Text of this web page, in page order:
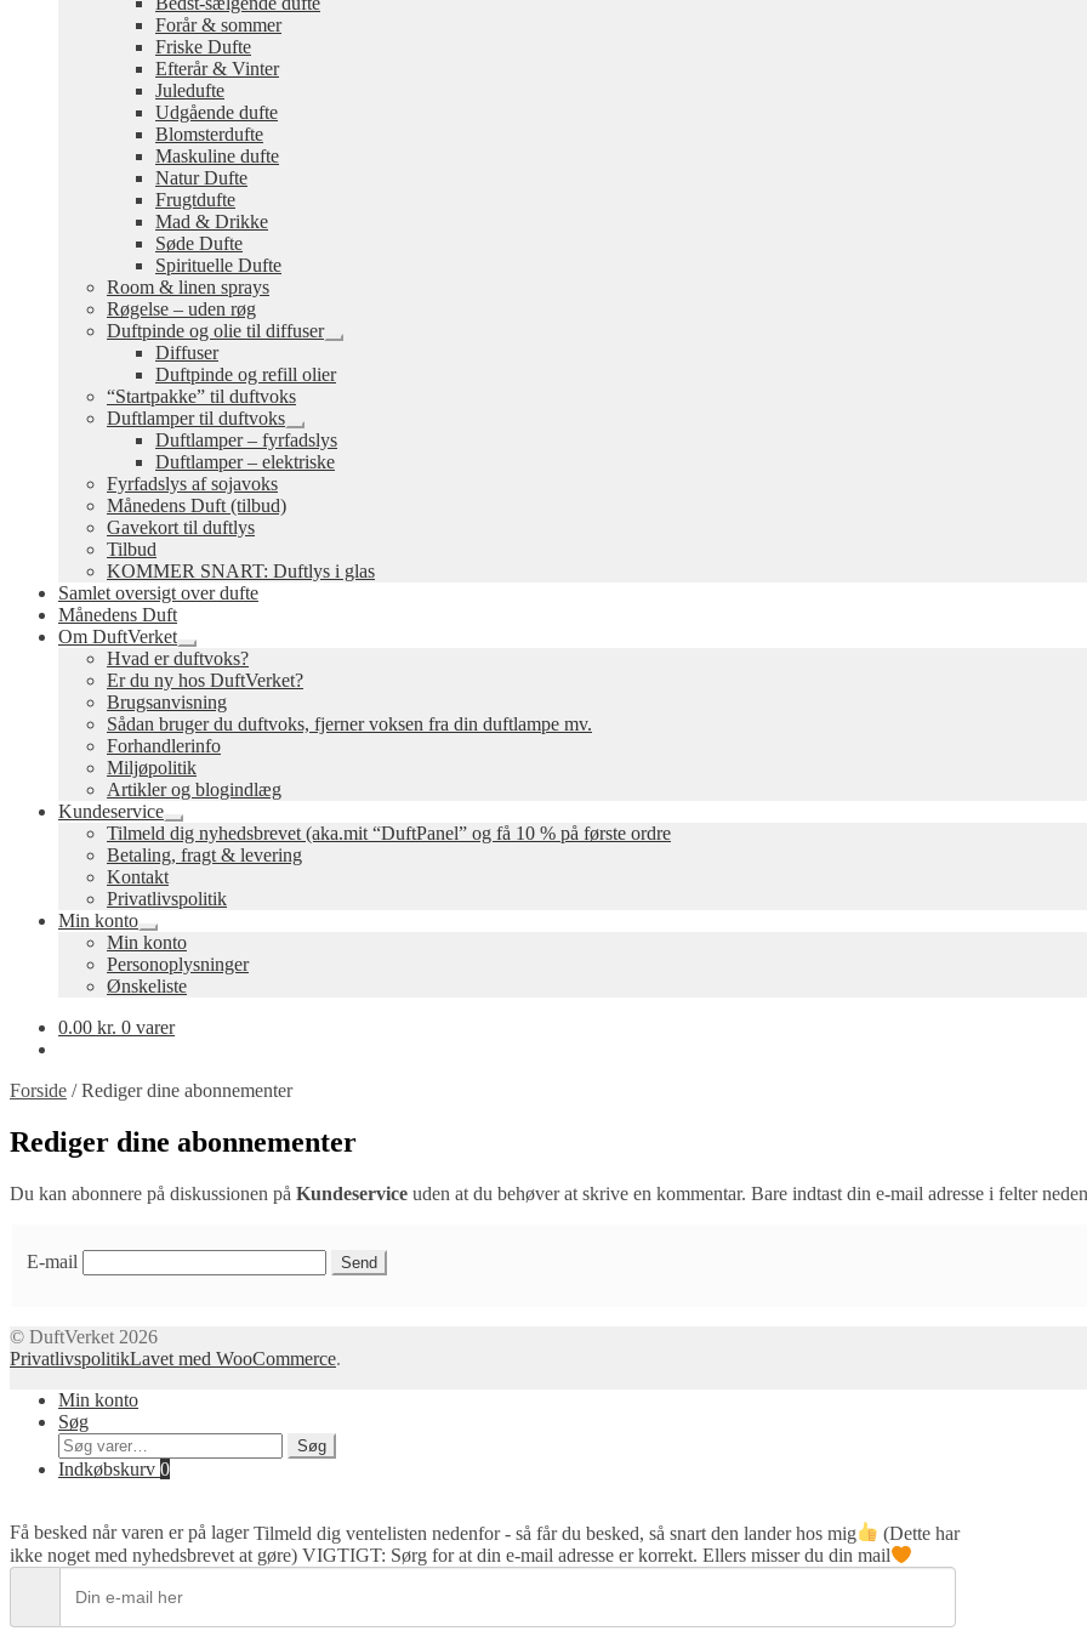
undermenu
Forår & sommer
Friske Dufte
Efterår & Vinter
Juledufte
Udgående dufte
Blomsterdufte
Maskuline dufte
Natur Dufte
Frugtdufte
Mad & Drikke
Søde Dufte
Spirituelle Dufte
Room & linen sprays
Røgelse – uden røg
Duftpinde og olie til diffuser
Udfold
Diffuser
Duftpinde og refill olier
“Startpakke” til duftvoks
Duftlamper til duftvoks
Udfold
undermenu
Duftlamper – fyrfadslys
Duftlamper – elektriske
Fyrfadslys af sojavoks
Månedens Duft (tilbud)
Gavekort til duftlys
Tilbud
KOMMER SNART: Duftlys i glas
Samlet oversigt over dufte
Månedens Duft
Om DuftVerket
Udfold
undermenu
Hvad er duftvoks?
Er du ny hos DuftVerket?
Brugsanvisning
Sådan bruger du duftvoks, fjerner voksen fra din duftlampe mv.
Forhandlerinfo
Miljøpolitik
Artikler og blogindlæg
Kundeservice
Udfold
undermenu
Tilmeld dig nyhedsbrevet (aka.mit “DuftPanel” og få 10 % på første ordre
Betaling, fragt & levering
Kontakt
Privatlivspolitik
Min konto
Udfold
undermenu
Min konto
Personoplysninger
Ønskeliste
0.00 kr. 0 varer
Forside /Rediger dine abonnementer
Rediger dine abonnementer
Du kan abonnere på diskussionen på Kundeservice uden at du behøver at skrive en kommentar. Bare indtast din e-mail adresse i felter
E-mail
© DuftVerket 2026
PrivatlivspolitikLavet med WooCommerce.
Min konto
Søg
Søg
efter:
Søg
Indkøbskurv 0
Få besked når varen er på lagerTilmeld dig ventelisten nedenfor - så får du besked, så snart den lander hos mig
(Dette har
ikke noget med nyhedsbrevet at gøre) VIGTIGT: Sørg for at din e-mail adresse er korrekt. Ellers misser du din mail